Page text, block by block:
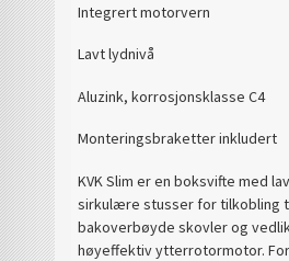
Integrert motorvern
Lavt lydnivå
Aluzink, korrosjonsklasse C4
Monteringsbraketter inkludert
KVK Slim er en boksvifte med
sirkulære stusser for tilkobling
bakoverbøyde skovler og
høyeffektiv ytterrotormotor.